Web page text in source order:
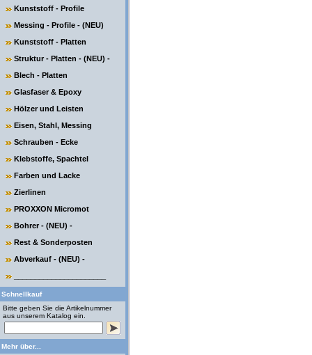
Kunststoff - Profile
Messing - Profile - (NEU)
Kunststoff - Platten
Struktur - Platten - (NEU) -
Blech - Platten
Glasfaser & Epoxy
Hölzer und Leisten
Eisen, Stahl, Messing
Schrauben - Ecke
Klebstoffe, Spachtel
Farben und Lacke
Zierlinen
PROXXON Micromot
Bohrer - (NEU) -
Rest & Sonderposten
Abverkauf - (NEU) -
Schnellkauf
Bitte geben Sie die Artikelnummer
aus unserem Katalog ein.
Mehr über...